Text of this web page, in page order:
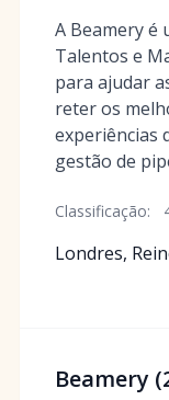
A Beamery é
Talentos e
para ajudar
reter os
experiências
gestão de
Classificação:
Londres,
Beamery